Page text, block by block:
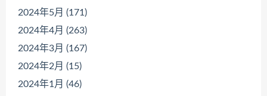
2024年5月 (171)
2024年4月 (263)
2024年3月 (167)
2024年2月 (15)
2024年1月 (46)